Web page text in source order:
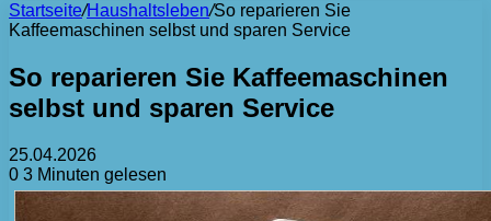
Startseite/Haushaltsleben/So reparieren Sie
Kaffeemaschinen selbst und sparen Service
So reparieren Sie Kaffeemaschinen
selbst und sparen Service
25.04.2026
0 3 Minuten gelesen